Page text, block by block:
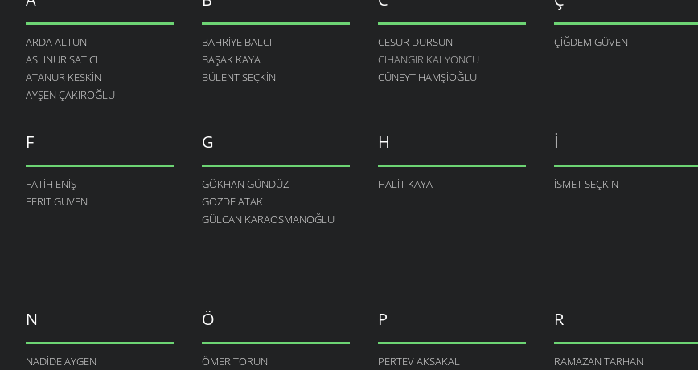
ARDA ALTUN
ASLINUR SATICI
ATANUR KESKIN
AYŞEN ÇAKIROĞLU
BAHRIYE BALCI
BAŞAK KAYA
BÜLENT SEÇKIN
CESUR DURSUN
CIHANGIR KALYONCU
CÜNEYT HAMŞIOĞLU
ÇIĞDEM GÜVEN
F
FATIH ENIŞ
FERIT GÜVEN
G
GÖKHAN GÜNDÜZ
GÖZDE ATAK
GÜLCAN KARAOSMANOĞLU
H
HALIT KAYA
I
ISMET SEÇKIN
N
NADIDE AYGEN
Ö
ÖMER TORUN
P
PERTEV AKSAKAL
R
RAMAZAN TARHAN